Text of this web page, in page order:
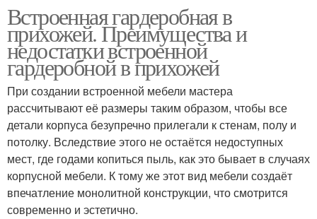
Встроенная гардеробная в
прихожей. Преимущества и
недостатки встроенной
гардеробной в прихожей
При создании встроенной мебели мастера
рассчитывают её размеры таким образом, чтобы все
детали корпуса безупречно прилегали к стенам, полу и
потолку. Вследствие этого не остаётся недоступных
мест, где годами копиться пыль, как это бывает в случаях
корпусной мебели. К тому же этот вид мебели создаёт
впечатление монолитной конструкции, что смотрится
современно и эстетично.